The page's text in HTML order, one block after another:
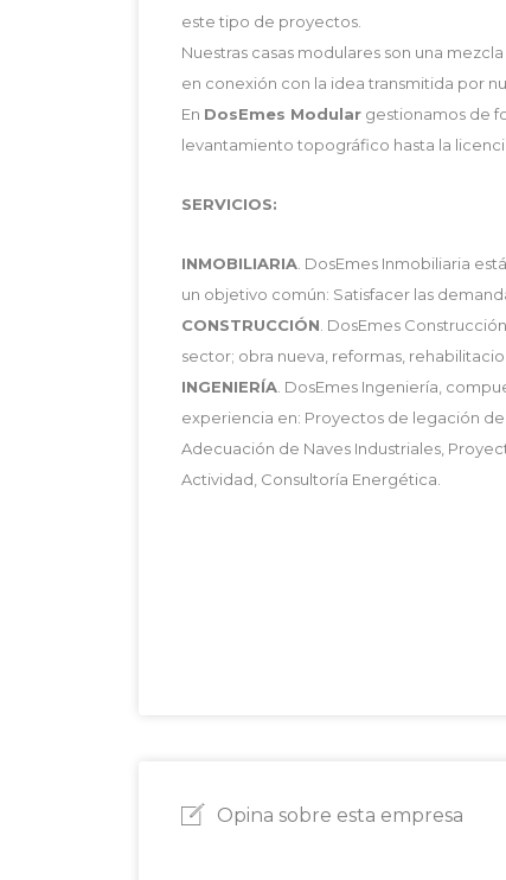
este tipo de proyectos.
Nuestras casas modulares son una
en conexión con la idea transmitida por
En DosEmes Modular gestionamos de
levantamiento topográfico hasta la
SERVICIOS:
INMOBILIARIA . DosEmes Inmobiliaria
un objetivo común: Satisfacer las
CONSTRUCCIÓN . DosEmes
sector; obra nueva, reformas,
INGENIERÍA . DosEmes Ingeniería,
experiencia en: Proyectos de legación de
Adecuación de Naves Industriales,
Actividad, Consultoría Energética.
Opina sobre esta empresa